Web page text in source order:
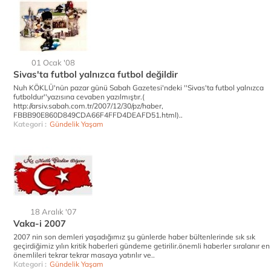
01 Ocak '08
Sivas'ta futbol yalnızca futbol değildir
Nuh KÖKLÜ'nün pazar günü Sabah Gazetesi'ndeki ''Sivas'ta futbol yalnızca
futboldur''yazısına cevaben yazılmıştır.(
http://arsiv.sabah.com.tr/2007/12/30/pz/haber,
FBBB90E860D849CDA66F4FFD4DEAFD51.html)..
Kategori : Gündelik Yaşam
18 Aralık '07
Vaka-i 2007
2007 nin son demleri yaşadığımız şu günlerde haber bültenlerinde sık sık
geçirdiğimiz yılın kritik haberleri gündeme getirilir.önemli haberler sıralanır en
önemlileri tekrar tekrar masaya yatırılır ve..
Kategori : Gündelik Yaşam